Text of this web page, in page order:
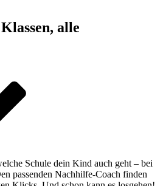
alle
Schule dein Kind auch geht – bei
passenden Nachhilfe-Coach finden